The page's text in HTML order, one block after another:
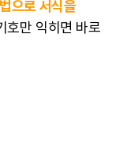
으로 서식을
호만 익히면 바로